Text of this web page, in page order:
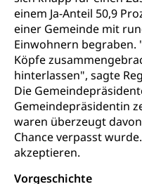
einem Ja-Anteil 50,9
einer Gemeinde mit
Einwohnern begraben.
Köpfe
hinterlassen", sagte
Die
Gemeindepräsidentin
waren überzeugt
Chance verpasst
akzeptieren.
Vorgeschichte
Archiv
Kunst &
Kulturförderung
Kulturpolitik,
kulturelles Angebot,
Nachwuchsförderung,
Förderung,
Werkbeitrag,
Bildende Kunst,
Musik, Entwicklung,
Filmförderung,
Werkankäufe,